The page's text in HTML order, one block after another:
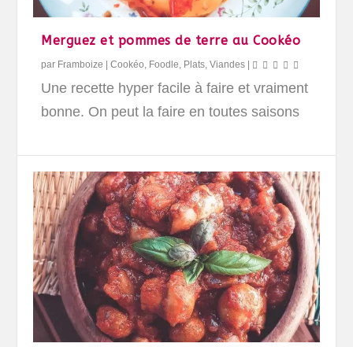
Merguez et pommes de terre au Cookéo
par Framboize |Cookéo Foodle Plats ,Viandes |
Une recette hyper facile à faire et vraiment
bonne. On peut la faire en toutes saisons